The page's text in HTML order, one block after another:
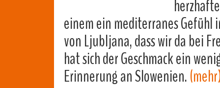
einem ein mediterranes Gefühl
von Ljubljana, dass wir da bei
hat sich der Geschmack ein
Erinnerung an Slowenien.